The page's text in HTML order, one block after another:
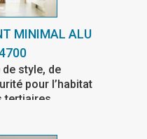
MINIMAL ALU
style, de
pour l’habitat
tertiaires